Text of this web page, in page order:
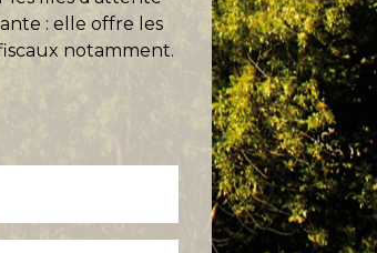
: elle offre les
notamment.